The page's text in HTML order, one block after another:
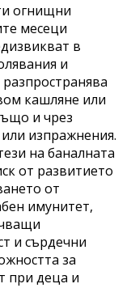
огнищни
месеци
в
и
кашляне или
и чрез
изпражнения.
на баналната
от развитието
от
имунитет,
и сърдечни
за
при деца и